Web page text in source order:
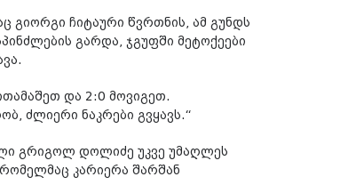
გიორგი ჩიტაური წვრთნის, ამ გუნდს
გარდა, ჯგუფში მეტოქეები
და 2:0 მოვიგეთ.
ძლიერი ნაკრები გვყავს.“
გრიგოლ დოლიძე უკვე უმაღლეს
კარიერა შარშან